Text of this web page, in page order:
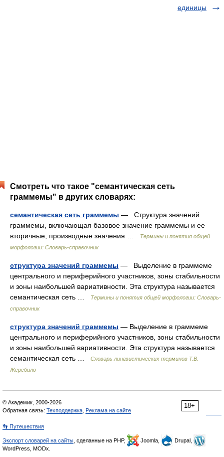
единицы
Смотреть что такое "семантическая сеть
граммемы" в других словарях:
семантическая сеть граммемы — Структура значений
граммемы, включающая базовое значение граммемы и ее
вторичные, производные значения …
Термины и понятия общей
морфологии: Словарь-справочник
структура значений граммемы — Выделение в граммеме
центрального и периферийного участников, зоны стабильности
и зоны наибольшей вариативности. Эта структура называется
семантическая сеть …
Термины и понятия общей морфологии: Словарь-
справочник
структура значений граммемы — Выделение в граммеме
центрального и периферийного участников, зоны стабильности
и зоны наибольшей вариативности. Эта структура называется
семантическая сеть …
Словарь лингвистических терминов Т.В.
Жеребило
18+
© Академик, 2000-2026
Обратная связь: Техподдержка Реклама на сайте
👣 Путешествия
Экспорт словарей на сайты , сделанные на PHP, Joomla,
Drupal,
WordPress, MODx.